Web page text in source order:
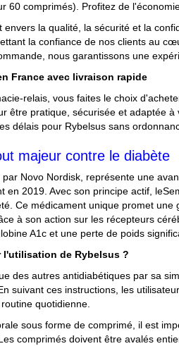
60 comprimés). Profitez de
envers la qualité, la sécurité et la
la confiance de nos clients au
nous garantissons une
France avec livraison rapide
relais, vous faites le choix
être pratique, sécurisée et adaptée
délais pour Rybelsus sans
majeur contre le diabète
par Novo Nordisk, représente une
en 2019. Avec son principe actif,
Ce médicament unique promet
à son action sur les récepteurs
A1c et une perte de poids
l'utilisation de Rybelsus ?
des autres antidiabétiques par sa
suivant ces instructions, les
quotidienne.
sous forme de comprimé, il est
comprimés doivent être avalés